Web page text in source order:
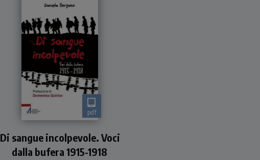
pdf
Di sangue incolpevole. Voci
dalla bufera 1915-1918